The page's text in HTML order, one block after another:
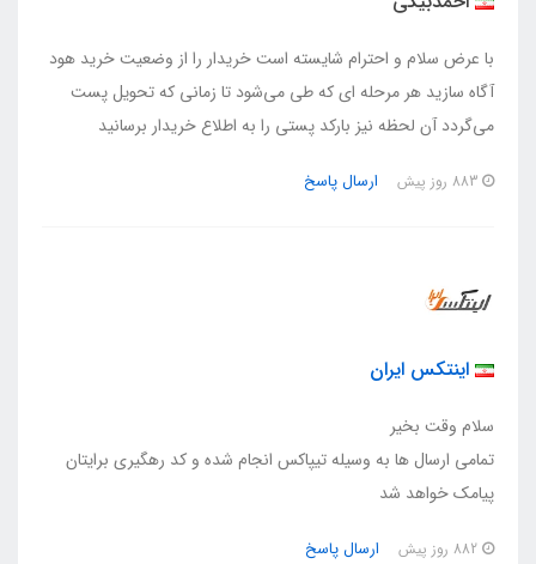
با عرض سلام و احترام شایسته است خریدار را از وضعیت خرید هود
آگاه سازید هر مرحله ای که طی می‌شود تا زمانی که تحویل پست
می‌گردد آن لحظه نیز بارکد پستی را به اطلاع خریدار برسانید
ارسال پاسخ
اینتکس ایران
سلام وقت بخیر
تمامی ارسال ها به وسیله تیپاکس انجام شده و کد رهگیری برایتان
پیامک خواهد شد
ارسال پاسخ